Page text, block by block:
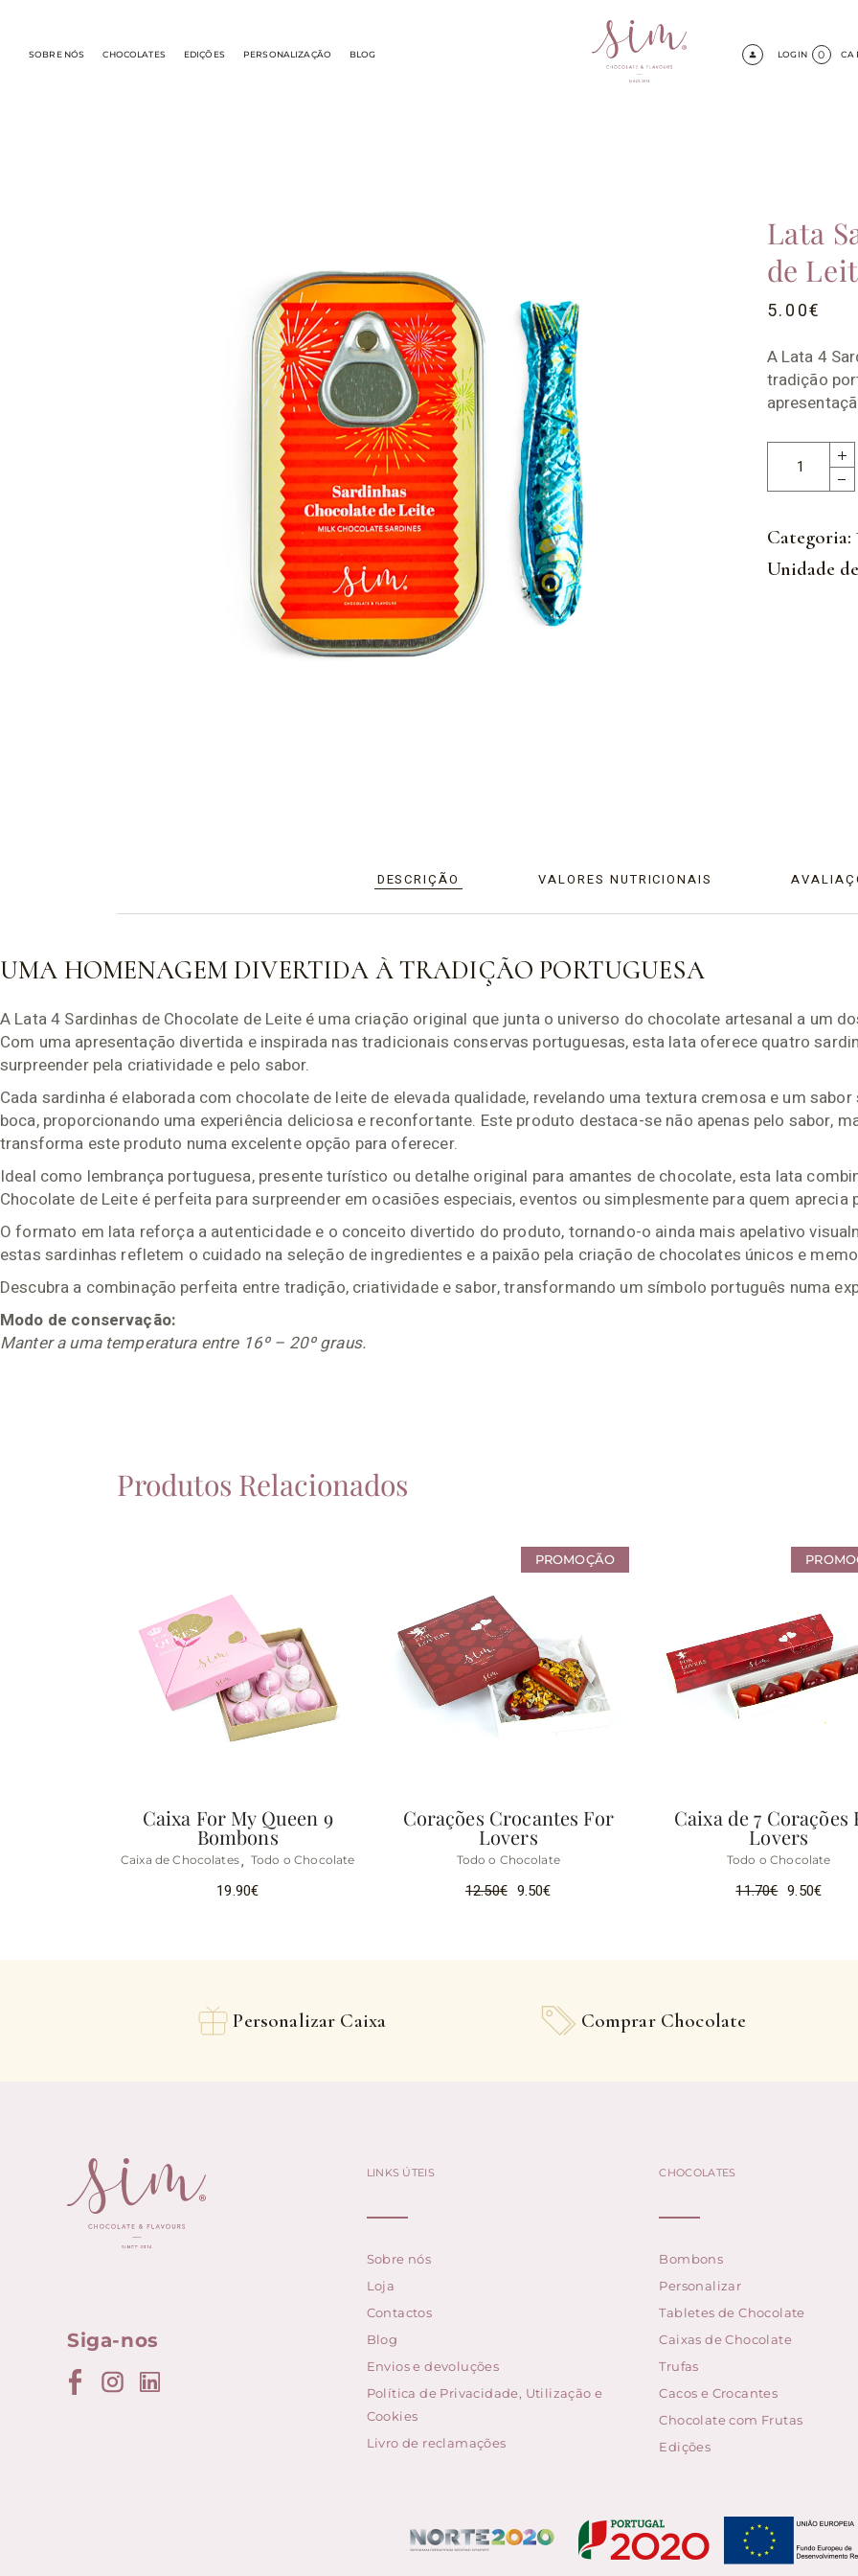
SOBRE NÓS CHOCOLATES EDIÇÕES PERSONALIZAÇÃO BLOG LOGIN 0
Lata
de
5.00€
A Lata 4
tradição
Categoria:
Unidade
DESCRIÇÃO VALORES NUTRICIONAIS
UMA HOMENAGEM DIVERTIDA À TRADIÇÃO PORTUGUESA
A Lata 4 Sardinhas de Chocolate de Leite é uma criação original que junta o universo do chocolate artesanal a um
Com uma apresentação divertida e inspirada nas tradicionais conservas portuguesas, esta lata oferece quatro
surpreender pela criatividade e pelo sabor.
Cada sardinha é elaborada com chocolate de leite de elevada qualidade, revelando uma textura cremosa e um
boca, proporcionando uma experiência deliciosa e reconfortante. Este produto destaca-se não apenas pelo sabor,
transforma este produto numa excelente opção para oferecer.
Ideal como lembrança portuguesa, presente turístico ou detalhe original para amantes de chocolate, esta lata
Chocolate de Leite é perfeita para surpreender em ocasiões especiais, eventos ou simplesmente para quem
O formato em lata reforça a autenticidade e o conceito divertido do produto, tornando-o ainda mais apelativo
estas sardinhas refletem o cuidado na seleção de ingredientes e a paixão pela criação de chocolates únicos e
Descubra a combinação perfeita entre tradição, criatividade e sabor, transformando um símbolo português numa
Modo de conservação:
Manter a uma temperatura entre 16º – 20º graus.
Produtos Relacionados
Caixa For My Queen 9
Bombons
Caixa de Chocolates Todo o Chocolate
19.90€
PROMOÇÃO
Corações Crocantes For
Lovers
Todo o Chocolate
12.50€ 9.50€
Caixa de 7 Corações
Lovers
Todo o Chocolate
11.70€ 9.50€
Personalizar Caixa Comprar Chocolate
Siga-nos
LINKS ÚTEIS
Sobre nós
Loja
Contactos
Blog
Envios e devoluções
Política de Privacidade, Utilização e
Cookies
Livro de reclamações
CHOCOLATES
Bombons
Personalizar
Tabletes de Chocolate
Caixas de Chocolate
Trufas
Cacos e Crocantes
Chocolate com Frutas
Edições